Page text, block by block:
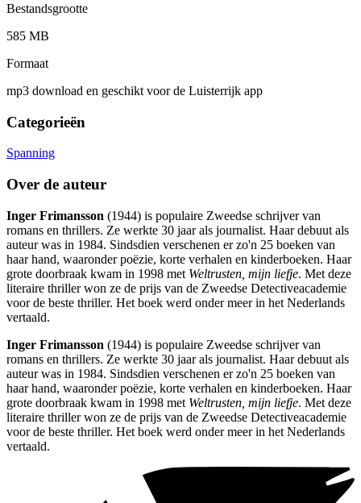
Bestandsgrootte
585 MB
Formaat
mp3 download en geschikt voor de Luisterrijk app
Categorieën
Spanning
Over de auteur
Inger Frimansson (1944) is populaire Zweedse schrijver van
romans en thrillers. Ze werkte 30 jaar als journalist. Haar debuut als
auteur was in 1984. Sindsdien verschenen er zo'n 25 boeken van
haar hand, waaronder poëzie, korte verhalen en kinderboeken. Haar
grote doorbraak kwam in 1998 met Weltrusten, mijn liefje. Met deze
literaire thriller won ze de prijs van de Zweedse Detectiveacademie
voor de beste thriller. Het boek werd onder meer in het Nederlands
vertaald.
Inger Frimansson (1944) is populaire Zweedse schrijver van
romans en thrillers. Ze werkte 30 jaar als journalist. Haar debuut als
auteur was in 1984. Sindsdien verschenen er zo'n 25 boeken van
haar hand, waaronder poëzie, korte verhalen en kinderboeken. Haar
grote doorbraak kwam in 1998 met Weltrusten, mijn liefje. Met deze
literaire thriller won ze de prijs van de Zweedse Detectiveacademie
voor de beste thriller. Het boek werd onder meer in het Nederlands
vertaald.